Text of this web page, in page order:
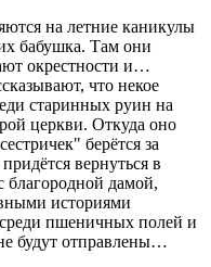
на летние каникулы
бабушка. Там они
окрестности и…
что некое
старинных руин на
церкви. Откуда оно
берётся за
вернуться в
благородной дамой,
историями
пшеничных полей и
будут отправлены…